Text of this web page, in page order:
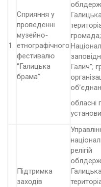
1.
Сприяння у
проведенні
музейно-
етнографічного
фестивалю
“Галицька
брама”
громада;
Галич”;
обласні
установи
Підтримка
заходів
релігій